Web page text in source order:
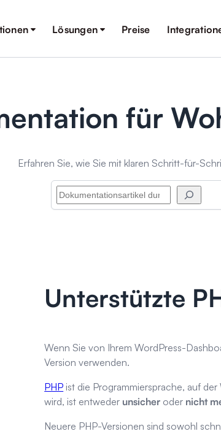
Lösungen Preise
für
Erfahren Sie, wie Sie mit klaren Schritt-für-
Unterstützte
Wenn Sie von Ihrem WordPress-
Version verwenden.
PHP ist die Programmiersprache, auf
wird, ist entweder unsicher oder nicht
Neuere PHP-Versionen sind sowohl